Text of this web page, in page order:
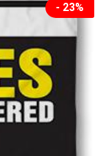
- 23%